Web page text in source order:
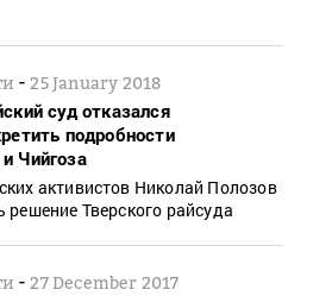
-25 January 2018
суд отказался
подробности
Чийгоза
активистов Николай Полозов
Тверского райсуда
-27 December 2017